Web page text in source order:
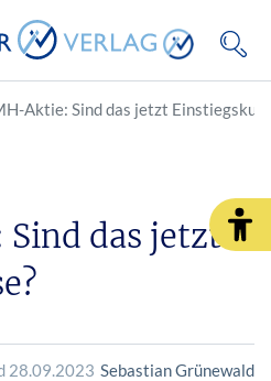
Aktie: Sind das jetzt
das jetzt
28.09.2023 Sebastian Grünewald